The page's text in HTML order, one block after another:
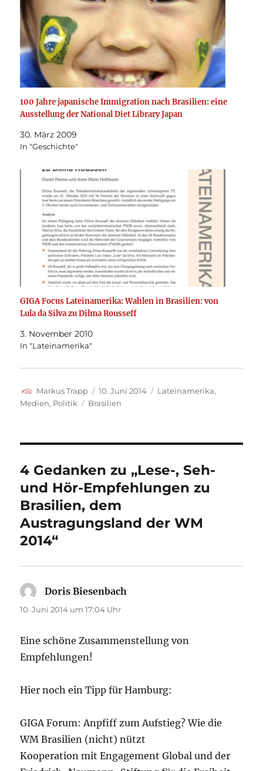
100 Jahre japanische Immigration nach Brasilien: eine
Ausstellung der National Diet Library Japan
30. März 2009
In "Geschichte"
GIGA Focus Lateinamerika: Wahlen in Brasilien: von
Lula da Silva zu Dilma Rousseff
3. November 2010
In "Lateinamerika"
Autor
Markus Trapp
Veröffentlicht
am
10. Juni 2014 Kategorien
Lateinamerika,
Medien, Politik Schlagwörter
Brasilien
4 Gedanken zu „Lese-, Seh-
und Hör-Empfehlungen zu
Brasilien, dem
Austragungsland der WM
2014“
Doris Biesenbach
10. Juni 2014 um 17:04 Uhr
Eine schöne Zusammenstellung von
Empfehlungen!
Hier noch ein Tipp für Hamburg:
GIGA Forum: Anpfiff zum Aufstieg? Wie die
WM Brasilien (nicht) nützt
Kooperation mit Engagement Global und der